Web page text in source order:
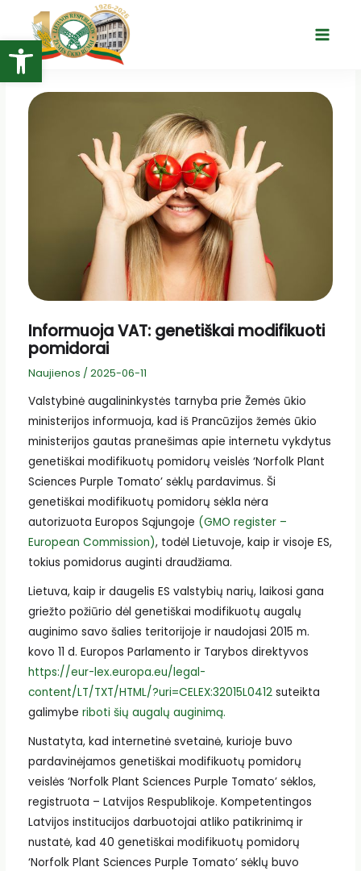
Open toolbar
turinio
Main
Informuoja VAT: genetiškai modifikuoti
pomidorai
Naujienos / 2025-06-11
Valstybinė augalininkystės tarnyba prie Žemės ūkio
ministerijos informuoja, kad iš Prancūzijos žemės ūkio
ministerijos gautas pranešimas apie internetu vykdytus
genetiškai modifikuotų pomidorų veislės ‘Norfolk Plant
Sciences Purple Tomato’ sėklų pardavimus. Ši
genetiškai modifikuotų pomidorų sėkla nėra
autorizuota Europos Sąjungoje (GMO register –
European Commission), todėl Lietuvoje, kaip ir visoje ES,
tokius pomidorus auginti draudžiama.
Lietuva, kaip ir daugelis ES valstybių narių, laikosi gana
griežto požiūrio dėl genetiškai modifikuotų augalų
auginimo savo šalies teritorijoje ir naudojasi 2015 m.
kovo 11 d. Europos Parlamento ir Tarybos direktyvos
https://eur-lex.europa.eu/legal-
content/LT/TXT/HTML/?uri=CELEX:32015L0412suteikta
galimybe riboti šių augalų auginimą.
Nustatyta, kad internetinė svetainė, kurioje buvo
pardavinėjamos genetiškai modifikuotų pomidorų
veislės ‘Norfolk Plant Sciences Purple Tomato’ sėklos,
registruota – Latvijos Respublikoje. Kompetentingos
Latvijos institucijos darbuotojai atliko patikrinimą ir
nustatė, kad 40 genetiškai modifikuotų pomidorų
‘Norfolk Plant Sciences Purple Tomato’ sėklų buvo